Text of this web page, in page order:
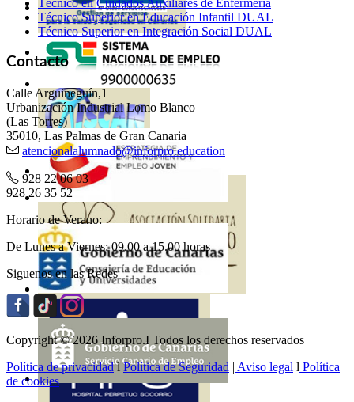
Técnico Superior en Educación Infantil DUAL
Técnico Superior en Integración Social DUAL
Contacto
Calle Arguineguín,1
Urbanización Industrial Lomo Blanco
(Las Torres)
35010, Las Palmas de Gran Canaria
atencionalalumnado@inforpro.education
928 22 06 03
928 26 35 52
Horario de Verano:
De Lunes a Viernes: 09.00 a 15.00 horas
Siguenos en las Redes
Copyright © 2026 Inforpro.I Todos los derechos reservados
Política de privacidadlPolítica de Seguridad | Aviso legal l Política
de cookies